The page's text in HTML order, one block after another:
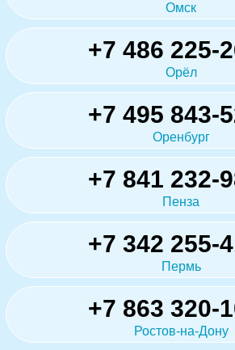
Омск
+7 486 225-
Орёл
+7 495 843-
Оренбург
+7 841 232-
Пенза
+7 342 255-
Пермь
+7 863 320-
Ростов-на-Дону